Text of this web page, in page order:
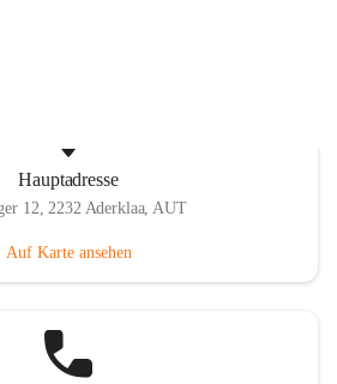
Hauptadresse
12, 2232 Aderklaa, AUT
Auf Karte ansehen